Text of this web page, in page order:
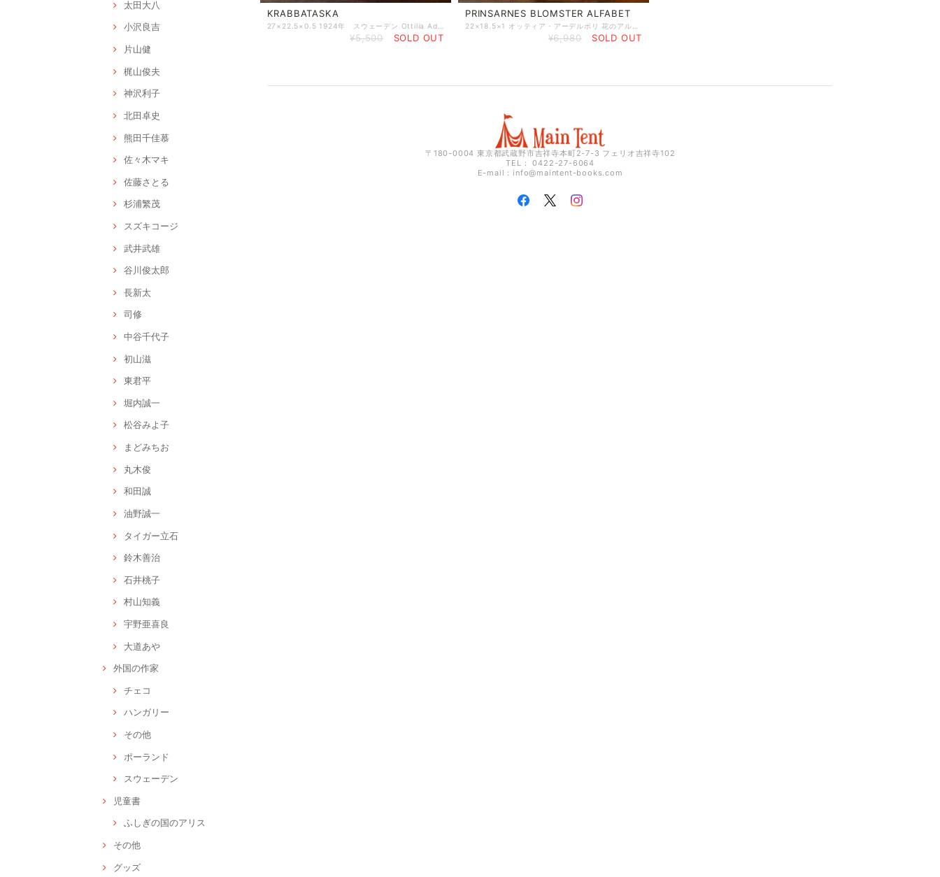
太田大八
小沢良吉
片山健
梶山俊夫
神沢利子
北田卓史
熊田千佳慕
佐々木マキ
佐藤さとる
杉浦繁茂
スズキコージ
武井武雄
谷川俊太郎
長新太
司修
中谷千代子
初山滋
東君平
堀内誠一
松谷みよ子
まどみちお
丸木俊
和田誠
油野誠一
タイガー立石
鈴木善治
石井桃子
村山知義
宇野亜喜良
大道あや
外国の作家
チェコ
ハンガリー
その他
ポーランド
スウェーデン
児童書
ふしぎの国のアリス
その他
グッズ
KRABBATASKA
¥5,500 SOLD OUT
PRINSARNES BLOMSTER ALFABET
¥6,980 SOLD OUT
〒180-0004 東京都武蔵野市吉祥寺本町2-7-3 フェリオ吉祥寺102
TEL： 0422-27-6064
E-mail： info@maintent-books.com